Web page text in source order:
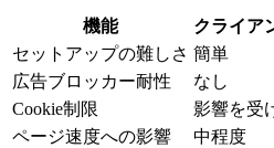
機能 クライア
セットアップの難しさ 簡単
広告ブロッカー耐性
なし
Cookie制限
影響を受
ページ速度への影響
中程度